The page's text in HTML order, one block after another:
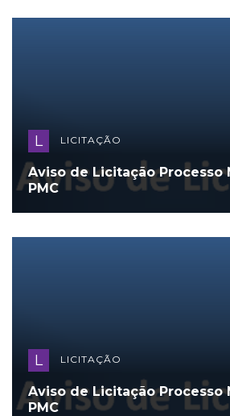
L LICITAÇÃO
Aviso de Licitação Processo
PMC
L LICITAÇÃO
Aviso de Licitação Processo
PMC